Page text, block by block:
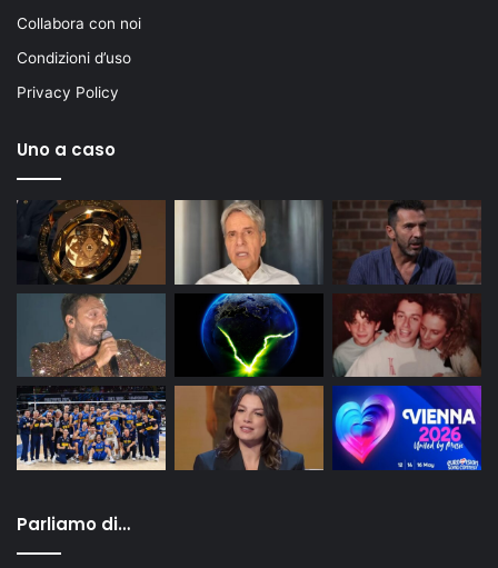
Collabora con noi
Condizioni d’uso
Privacy Policy
Uno a caso
Parliamo di…